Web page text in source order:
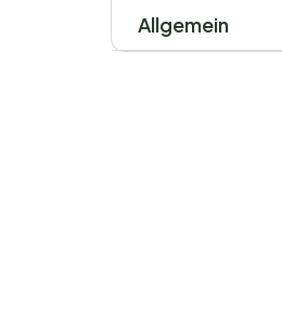
Allgemein